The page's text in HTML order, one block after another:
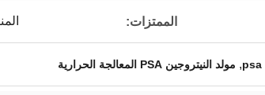
الممتزات:
, مولد النيتروجين PSA المعالجة الحرارية